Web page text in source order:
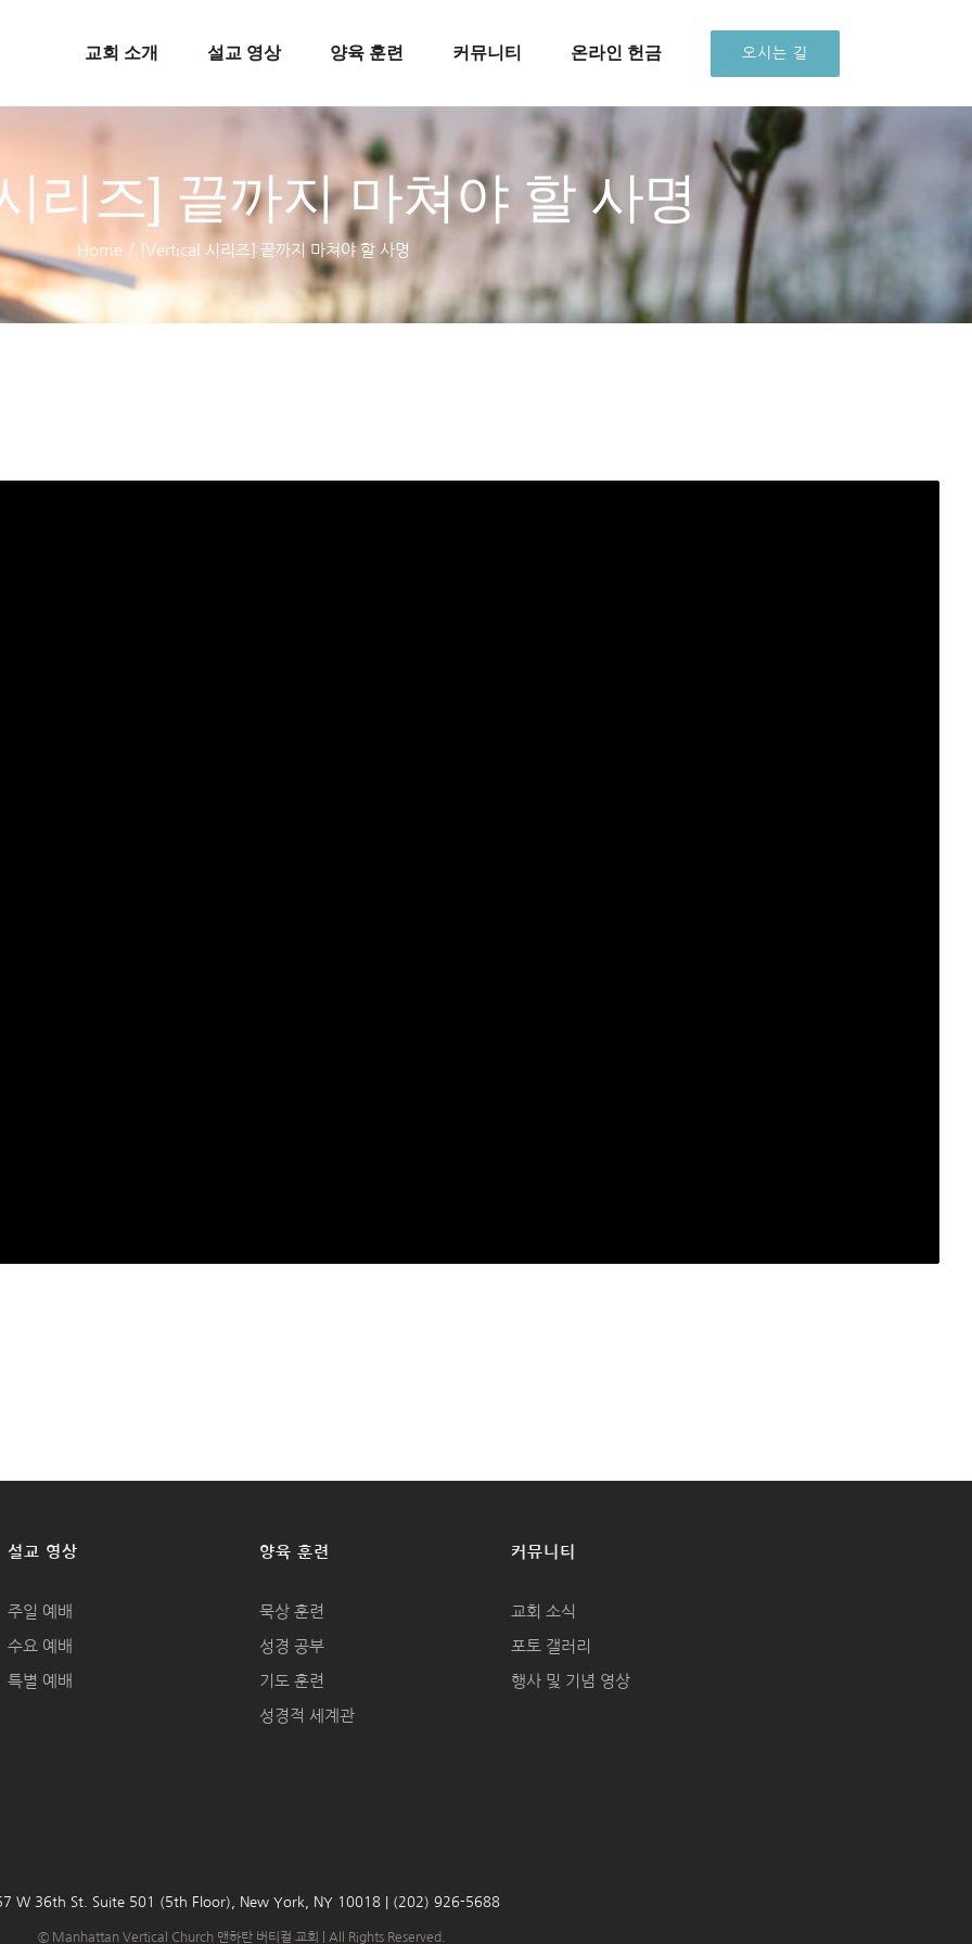
교회 소개 설교 영상 양육 훈련 커뮤니티 온라인 헌금 오시는 길
리즈] 끝까지 마쳐야 할 사명
Home / [Vertical 시리즈] 끝까지 마쳐야 할 사명
설교 영상
주일 예배
수요 예배
특별 예배
양육 훈련
묵상 훈련
성경 공부
기도 훈련
성경적 세계관
커뮤니티
교회 소식
포토 갤러리
행사 및 기념 영상
W 36th St. Suite 501 (5th Floor), New York, NY 10018 | (202) 926-5688
© Manhattan Vertical Church 맨하탄 버티컬 교회 | All Rights Reserved.